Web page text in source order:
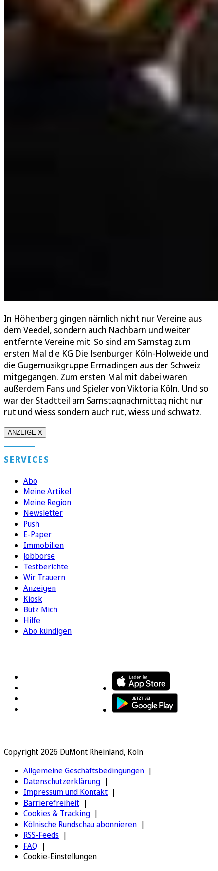
In Höhenberg gingen nämlich nicht nur Vereine aus
dem Veedel, sondern auch Nachbarn und weiter
entfernte Vereine mit. So sind am Samstag zum
ersten Mal die KG Die Isenburger Köln-Holweide und
die Gugemusikgruppe Ermadingen aus der Schweiz
mitgegangen. Zum ersten Mal mit dabei waren
außerdem Fans und Spieler von Viktoria Köln. Und so
war der Stadtteil am Samstagnachmittag nicht nur
rut und wiess sondern auch rut, wiess und schwatz.
ANZEIGE X
SERVICES
Abo
Meine Artikel
Meine Region
Newsletter
Push
E-Paper
Immobilien
Jobbörse
Testberichte
Wir Trauern
Anzeigen
Kiosk
Bütz Mich
Hilfe
Abo kündigen
Copyright 2026 DuMont Rheinland, Köln
Allgemeine Geschäftsbedingungen
Datenschutzerklärung
Impressum und Kontakt
Barrierefreiheit
Cookies & Tracking
Kölnische Rundschau abonnieren
RSS-Feeds
FAQ
Cookie-Einstellungen